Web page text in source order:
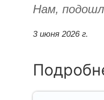
Нам,
3 июня 2026 г.